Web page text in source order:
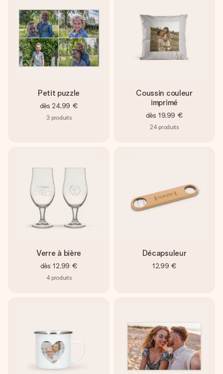
Petit puzzle
dès 24,99 €
3 produits
Coussin couleur
imprimé
dès 19,99 €
24 produits
Verre à bière
dès 12,99 €
4 produits
Décapsuleur
12,99 €